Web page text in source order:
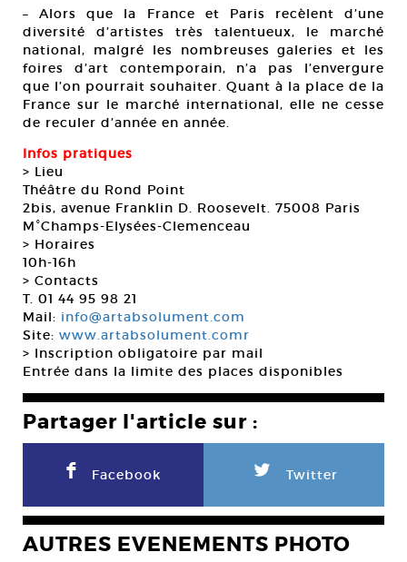
– Alors que la France et Paris recèlent d’une
diversité d’artistes très talentueux, le marché
national, malgré les nombreuses galeries et les
foires d’art contemporain, n’a pas l’envergure
que l’on pourrait souhaiter. Quant à la place de la
France sur le marché international, elle ne cesse
de reculer d’année en année.
Infos pratiques
> Lieu
Théâtre du Rond Point
2bis, avenue Franklin D. Roosevelt. 75008 Paris
M°Champs-Elysées-Clemenceau
> Horaires
10h-16h
> Contacts
T. 01 44 95 98 21
Mail: info@artabsolument.com
Site: www.artabsolument.comr
> Inscription obligatoire par mail
Entrée dans la limite des places disponibles
Partager l'article sur :
F Facebook L Twitter
AUTRES EVENEMENTS PHOTO